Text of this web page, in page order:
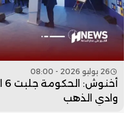
26 يوليو 2026 - 08:00
وادي الذهب